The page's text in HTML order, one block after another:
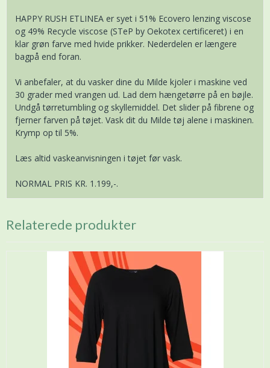
HAPPY RUSH ETLINEA er syet i 51% Ecovero lenzing viscose
og 49% Recycle viscose (STeP by Oekotex certificeret) i en
klar grøn farve med hvide prikker. Nederdelen er længere
bagpå end foran.
Vi anbefaler, at du vasker dine du Milde kjoler i maskine ved
30 grader med vrangen ud. Lad dem hængetørre på en bøjle.
Undgå tørretumbling og skyllemiddel. Det slider på fibrene og
fjerner farven på tøjet. Vask dit du Milde tøj alene i maskinen.
Krymp op til 5%.
Læs altid vaskeanvisningen i tøjet før vask.
NORMAL PRIS KR. 1.199,-.
Relaterede produkter